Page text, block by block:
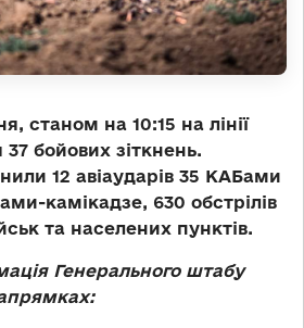
станом на 10:15 на лінії
бойових зіткнень.
12 авіаударів 35 КАБами
камікадзе, 630 обстрілів
та населених пунктів.
Генерального штабу